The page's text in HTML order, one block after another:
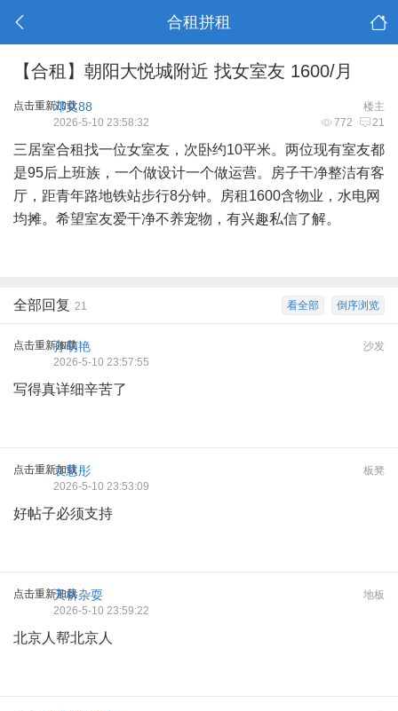
合租拼租
【合租】朝阳大悦城附近 找女室友 1600/月
点击重新加载 楼主
邓文88
772 21
2026-5-10 23:58:32
三居室合租找一位女室友，次卧约10平米。两位现有室友都
是95后上班族，一个做设计一个做运营。房子干净整洁有客
厅，距青年路地铁站步行8分钟。房租1600含物业，水电网
均摊。希望室友爱干净不养宠物，有兴趣私信了解。
倒序浏览
看全部
全部回复 21
点击重新加载 沙发
孙萌艳
2026-5-10 23:57:55
写得真详细辛苦了
点击重新加载 板凳
袁慧彤
2026-5-10 23:53:09
好帖子必须支持
点击重新加载 地板
天桥杂耍
2026-5-10 23:59:22
北京人帮北京人